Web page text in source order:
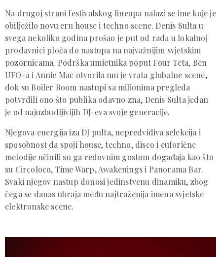
Na drugoj strani festivalskog lineupa nalazi se ime koje je
obilježilo novu eru house i techno scene. Denis Sulta u
svega nekoliko godina prošao je put od rada u lokalnoj
prodavnici ploča do nastupa na najvažnijim svjetskim
pozornicama. Podrška umjetnika poput Four Teta, Ben
UFO-a i Annie Mac otvorila mu je vrata globalne scene,
dok su Boiler Room nastupi sa milionima pregleda
potvrdili ono što publika odavno zna, Denis Sulta jedan
je od najuzbudljivijih DJ-eva svoje generacije.
Njegova energija iza DJ pulta, nepredvidiva selekcija i
sposobnost da spoji house, techno, disco i euforične
melodije učinili su ga redovnim gostom događaja kao što
su Circoloco, Time Warp, Awakenings i Panorama Bar.
Svaki njegov nastup donosi jedinstvenu dinamiku, zbog
čega se danas ubraja među najtraženija imena svjetske
elektronske scene.